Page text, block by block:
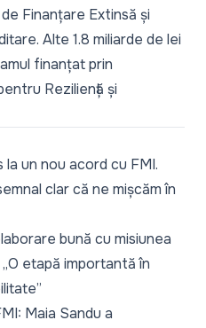
Finanțare Extinsă și
Alte 1.8 miliarde de lei
finanțat prin
Reziliență și
un nou acord cu FMI.
clar că ne mișcăm în
bună cu misiunea
etapă importantă în
Maia Sandu a